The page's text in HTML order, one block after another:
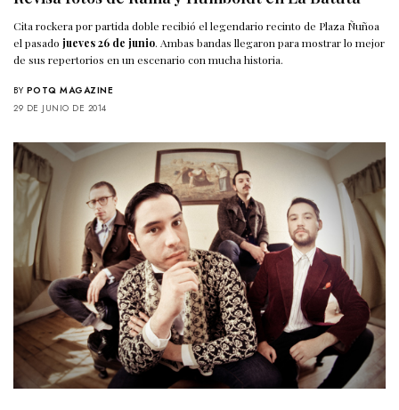
Cita rockera por partida doble recibió el legendario recinto de Plaza Ñuñoa
el pasadojueves 26 de junio. Ambas bandas llegaron para mostrar lo mejor
de sus repertorios en un escenario con mucha historia.
BY POTQ MAGAZINE
29 DE JUNIO DE 2014